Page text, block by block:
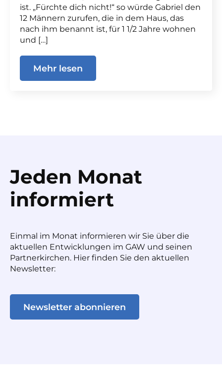
ist. „Fürchte dich nicht!“ so würde Gabriel den
12 Männern zurufen, die in dem Haus, das
nach ihm benannt ist, für 1 1/2 Jahre wohnen
und […]
Mehr lesen
Jeden Monat
informiert
Einmal im Monat informieren wir Sie über die
aktuellen Entwicklungen im GAW und seinen
Partnerkirchen. Hier finden Sie den aktuellen
Newsletter:
Newsletter abonnieren